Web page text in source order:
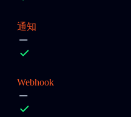
通知
Webhook